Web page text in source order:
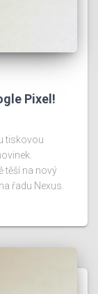
Pixel!
tiskovou
těší na nový
řadu Nexus.